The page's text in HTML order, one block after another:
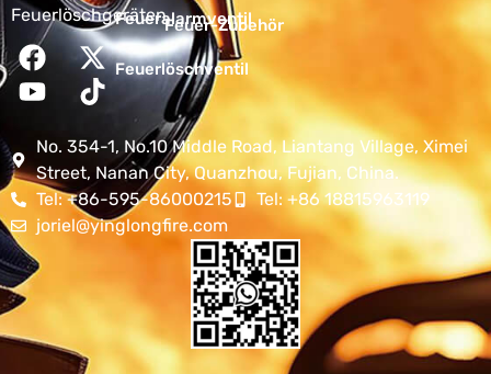
Feuerlöschgeräten.Feueralarmventil
Feuerlöschventil
Feuer-Zubehör
No. 354-1, No.10 Middle Road, Liantang Village, Ximei
Street, Nanan City, Quanzhou, Fujian, China.
Tel: +86-595-86000215
Tel: +86 18815963119
joriel@yinglongfire.com